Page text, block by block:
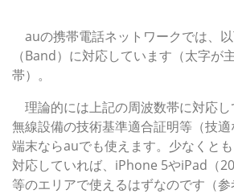
auの携帯電話ネットワークでは、
（Band）に対応しています（太字が
帯）。
理論的には上記の周波数帯に対応
無線設備の技術基準適合証明等（技
端末ならauでも使えます。少なくと
対応していれば、iPhone 5やiPad（
等のエリアで使えるはずなのです（参